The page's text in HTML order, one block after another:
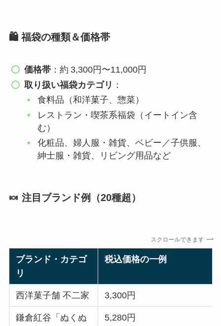
🛍 福袋の種類＆価格帯
価格帯 ：約 3,300円〜11,000円
取り扱い福袋カテゴリ ：
食料品（和洋菓子、惣菜）
レストラン・喫茶系福袋（イートイン含
む）
化粧品、婦人服・雑貨、ベビー／子供服、
紳士服・雑貨、リビング用品など
🍬 注目ブランド例（20種超）
スクロールできます
ブランド・カテゴ
リ
税込価格の一例
西洋菓子舗 不二家 3,300円
鎌倉紅谷「ぬくぬ
5,280円